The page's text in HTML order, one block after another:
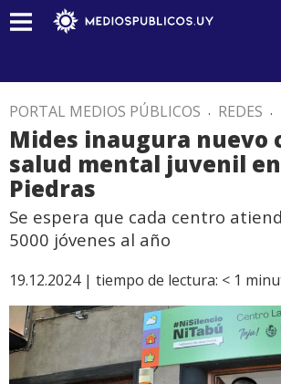
PORTAL MEDIOS PÚBLICOS . REDES .
Mides inaugura nuevo
salud mental juvenil
Piedras
Se espera que cada centro
5000 jóvenes al año
19.12.2024 | tiempo de lectura: < 1